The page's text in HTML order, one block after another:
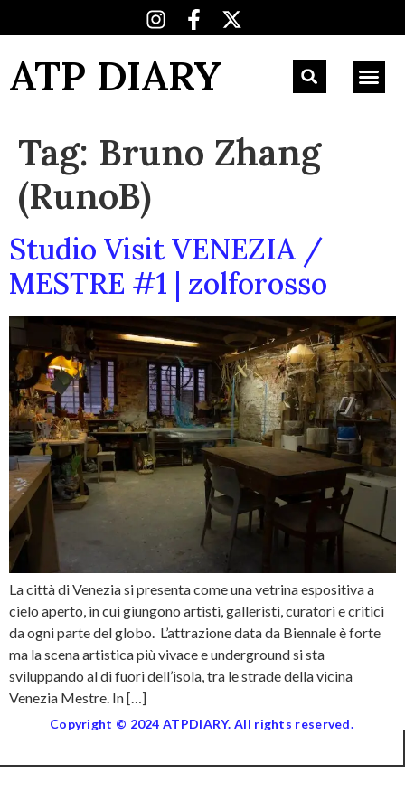
ATP DIARY
Tag: Bruno Zhang
(RunoB)
Studio Visit VENEZIA /
MESTRE #1 | zolforosso
La città di Venezia si presenta come una vetrina espositiva a
cielo aperto, in cui giungono artisti, galleristi, curatori e critici
da ogni parte del globo. L’attrazione data da Biennale è forte
ma la scena artistica più vivace e underground si sta
sviluppando al di fuori dell’isola, tra le strade della vicina
Venezia Mestre. In […]
Copyright © 2024 ATPDIARY. All rights reserved.